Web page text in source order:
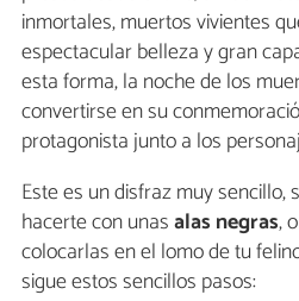
inmortales, muertos vivientes
espectacular belleza y gran
esta forma, la noche de los
convertirse en su
protagonista junto a los
Este es un disfraz muy sencillo,
hacerte con unasalas negras,
colocarlas en el lomo de tu
sigue estos sencillos pasos: